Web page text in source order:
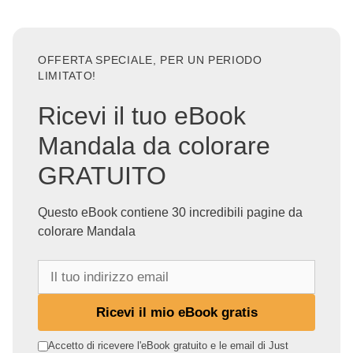
OFFERTA SPECIALE, PER UN PERIODO
LIMITATO!
Ricevi il tuo eBook
Mandala da colorare
GRATUITO
Questo eBook contiene 30 incredibili pagine da
colorare Mandala
o
Ricevi il mio eBook gratis
Accetto di ricevere l'eBook gratuito e le email di Just